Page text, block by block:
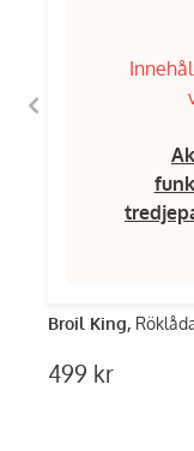
Broil King,
499 kr